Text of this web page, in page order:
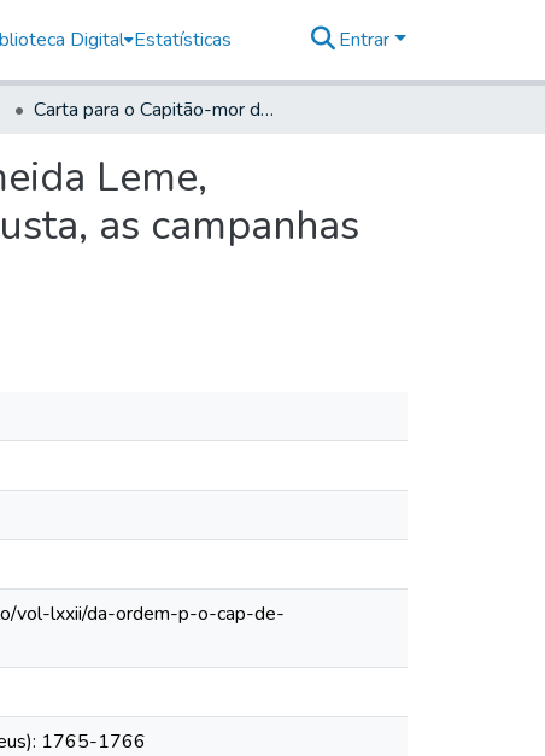
Digital Estatísticas Entrar
Carta para o Capitão-mor de Sorocaba José de Almeida Leme, autorizando-o a mandar descobrir e povoar à sua custa, as campanhas do Rio Verde
Leme,
as campanhas
vol-lxxii/da-ordem-p-o-cap-de-
1765-1766